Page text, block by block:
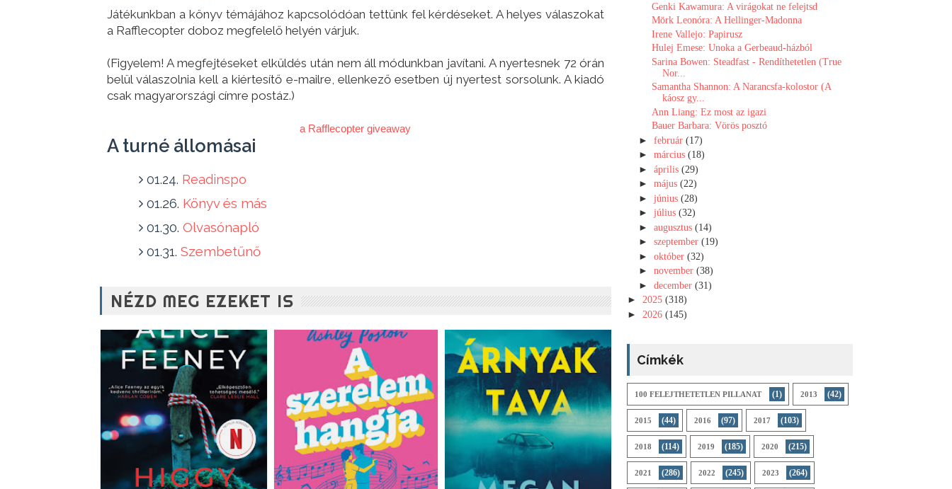
Játékunkban a könyv témájához kapcsolódóan tettünk fel kérdéseket. A helyes válaszokat
a Rafflecopter doboz megfelelő helyén várjuk.
(Figyelem! A megfejtéseket elküldés után nem áll módunkban javítani. A nyertesnek 72 órán
belül válaszolnia kell a kiértesítő e-mailre, ellenkező esetben új nyertest sorsolunk. A kiadó
csak magyarországi címre postáz.)
a Rafflecopter giveaway
A turné állomásai
01.24. Readinspo
01.26. Könyv és más
01.30. Olvasónapló
01.31. Szembetűnő
NÉZD MEG EZEKET IS
Genki Kawamura: A ​virágokat ne felejtsd
Mörk Leonóra: A ​Hellinger-Madonna
Irene Vallejo: Papirusz
Hulej Emese: Unoka a Gerbeaud-házból
Sarina Bowen: Steadfast - Rendíthetetlen (True
Nor...
Samantha Shannon: A Narancsfa-kolostor (A
káosz gy...
Ann Liang: Ez most az igazi
Bauer Barbara: Vörös posztó
►február(17)
►március(18)
►április(29)
►május(22)
►június(28)
►július(32)
►augusztus(14)
►szeptember(19)
►október(32)
►november(38)
►december(31)
► 2025 (318)
► 2026 (145)
Címkék
100 FELEJTHETETLEN PILLANAT (1) 2013 (42)
2015 (44) 2016 (97) 2017 (103)
2018 (114) 2019 (185) 2020 (215)
2021 (286) 2022 (245) 2023 (264)